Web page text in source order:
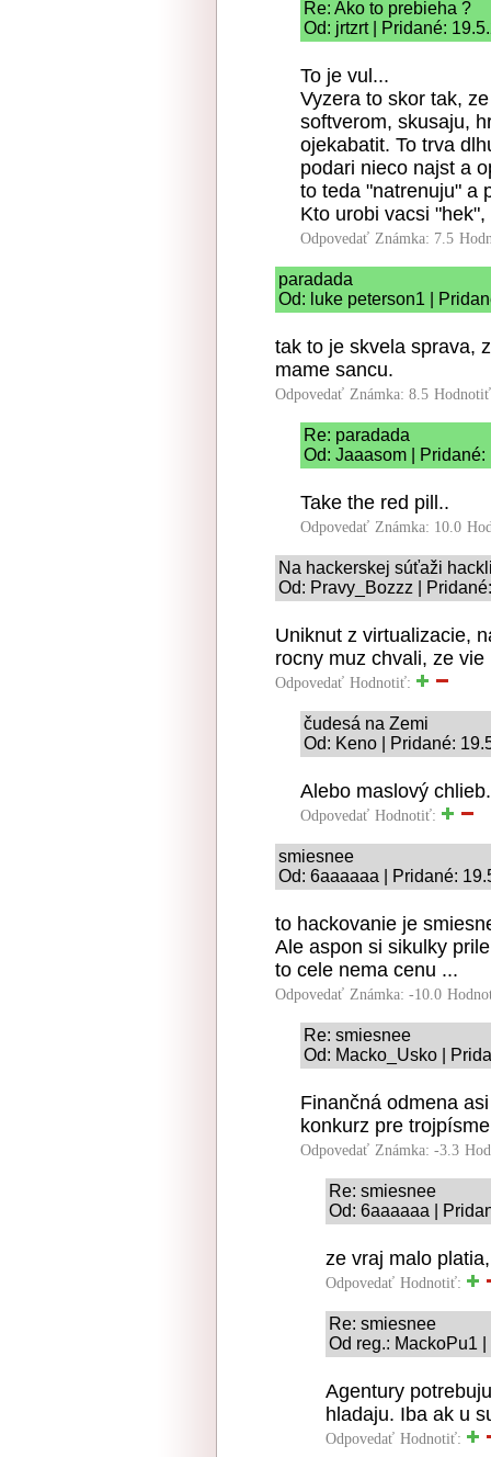
Re: Ako to prebieha ?
Od: jrtzrt | Pridané:
To je vul...
Vyzera to skor tak,
softverom, skusaju,
ojekabatit. To trva
podari nieco najst a
to teda "natrenuju" a
Kto urobi vacsi
Odpovedať Známka: 7.5
paradada
Od: luke peterson1 |
tak to je skvela sprava,
mame sancu.
Odpovedať Známka: 8.5
Re: paradada
Od: Jaaasom |
Take the red pill..
Odpovedať Známka: 10.0
Na hackerskej súťaži
Od: Pravy_Bozzz |
Uniknut z virtualizacie,
rocny muz chvali, ze vie
Odpovedať Hodnotiť:
čudesá na Zemi
Od: Keno | Pridané:
Alebo maslový
Odpovedať Hodnotiť:
smiesnee
Od: 6aaaaaa | Pridané:
to hackovanie je
Ale aspon si sikulky
to cele nema cenu ...
Odpovedať Známka: -10.0
Re: smiesnee
Od: Macko_Usko |
Finančná odmena
konkurz pre
Odpovedať Známka: -3.3
Re: smiesnee
Od: 6aaaaaa |
ze vraj malo
Odpovedať Hodnotiť:
Re: smiesnee
Od reg.: MackoPu1
Agentury
hladaju. Iba ak u
Odpovedať Hodnotiť: